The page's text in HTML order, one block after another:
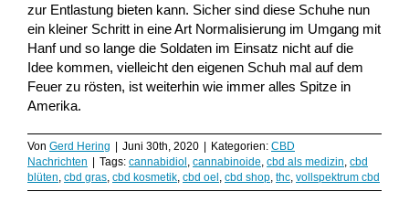
zur Entlastung bieten kann. Sicher sind diese Schuhe nun
ein kleiner Schritt in eine Art Normalisierung im Umgang mit
Hanf und so lange die Soldaten im Einsatz nicht auf die
Idee kommen, vielleicht den eigenen Schuh mal auf dem
Feuer zu rösten, ist weiterhin wie immer alles Spitze in
Amerika.
Von Gerd Hering Juni 30th, 2020 Kategorien: CBD
Nachrichten
Tags: cannabidiol , cannabinoide, cbd als medizin, cbd
blüten, cbd gras, cbd kosmetik, cbd oel , cbd shop, thc, vollspektrum cbd